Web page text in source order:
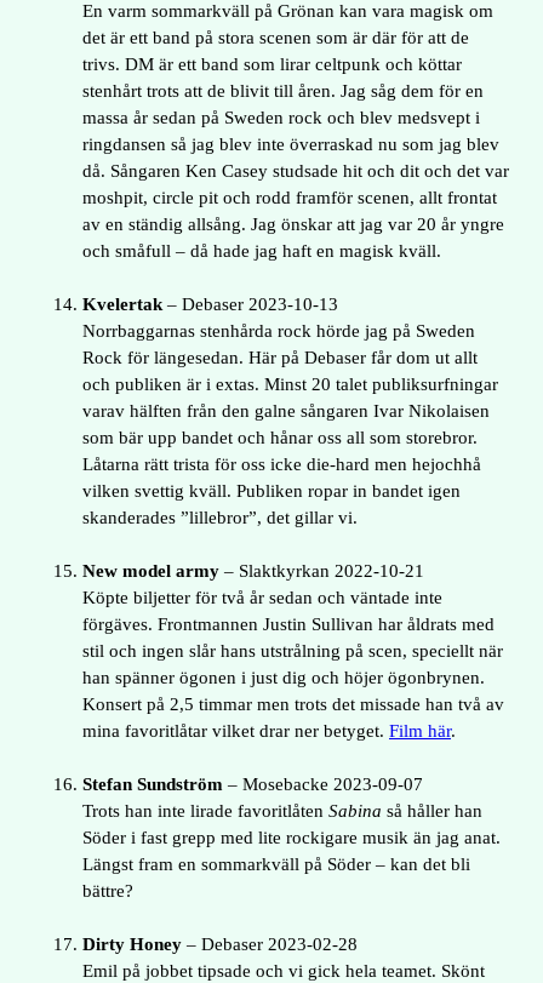
En varm sommarkväll på Grönan kan vara magisk om
det är ett band på stora scenen som är där för att de
trivs. DM är ett band som lirar celtpunk och köttar
stenhårt trots att de blivit till åren. Jag såg dem för en
massa år sedan på Sweden rock och blev medsvept i
ringdansen så jag blev inte överraskad nu som jag blev
då. Sångaren Ken Casey studsade hit och dit och det var
moshpit, circle pit och rodd framför scenen, allt frontat
av en ständig allsång. Jag önskar att jag var 20 år yngre
och småfull – då hade jag haft en magisk kväll.
Kvelertak– Debaser 2023-10-13
Norrbaggarnas stenhårda rock hörde jag på Sweden
Rock för längesedan. Här på Debaser får dom ut allt
och publiken är i extas. Minst 20 talet publiksurfningar
varav hälften från den galne sångaren Ivar Nikolaisen
som bär upp bandet och hånar oss all som storebror.
Låtarna rätt trista för oss icke die-hard men hejochhå
vilken svettig kväll. Publiken ropar in bandet igen
skanderades ”lillebror”, det gillar vi.
New model army – Slaktkyrkan 2022-10-21
Köpte biljetter för två år sedan och väntade inte
förgäves. Frontmannen Justin Sullivan har åldrats med
stil och ingen slår hans utstrålning på scen, speciellt när
han spänner ögonen i just dig och höjer ögonbrynen.
Konsert på 2,5 timmar men trots det missade han två av
mina favoritlåtar vilket drar ner betyget. Film här.
Stefan Sundström – Mosebacke 2023-09-07
Trots han inte lirade favoritlåten Sabina så håller han
Söder i fast grepp med lite rockigare musik än jag anat.
Längst fram en sommarkväll på Söder – kan det bli
bättre?
Dirty Honey – Debaser 2023-02-28
Emil på jobbet tipsade och vi gick hela teamet. Skönt